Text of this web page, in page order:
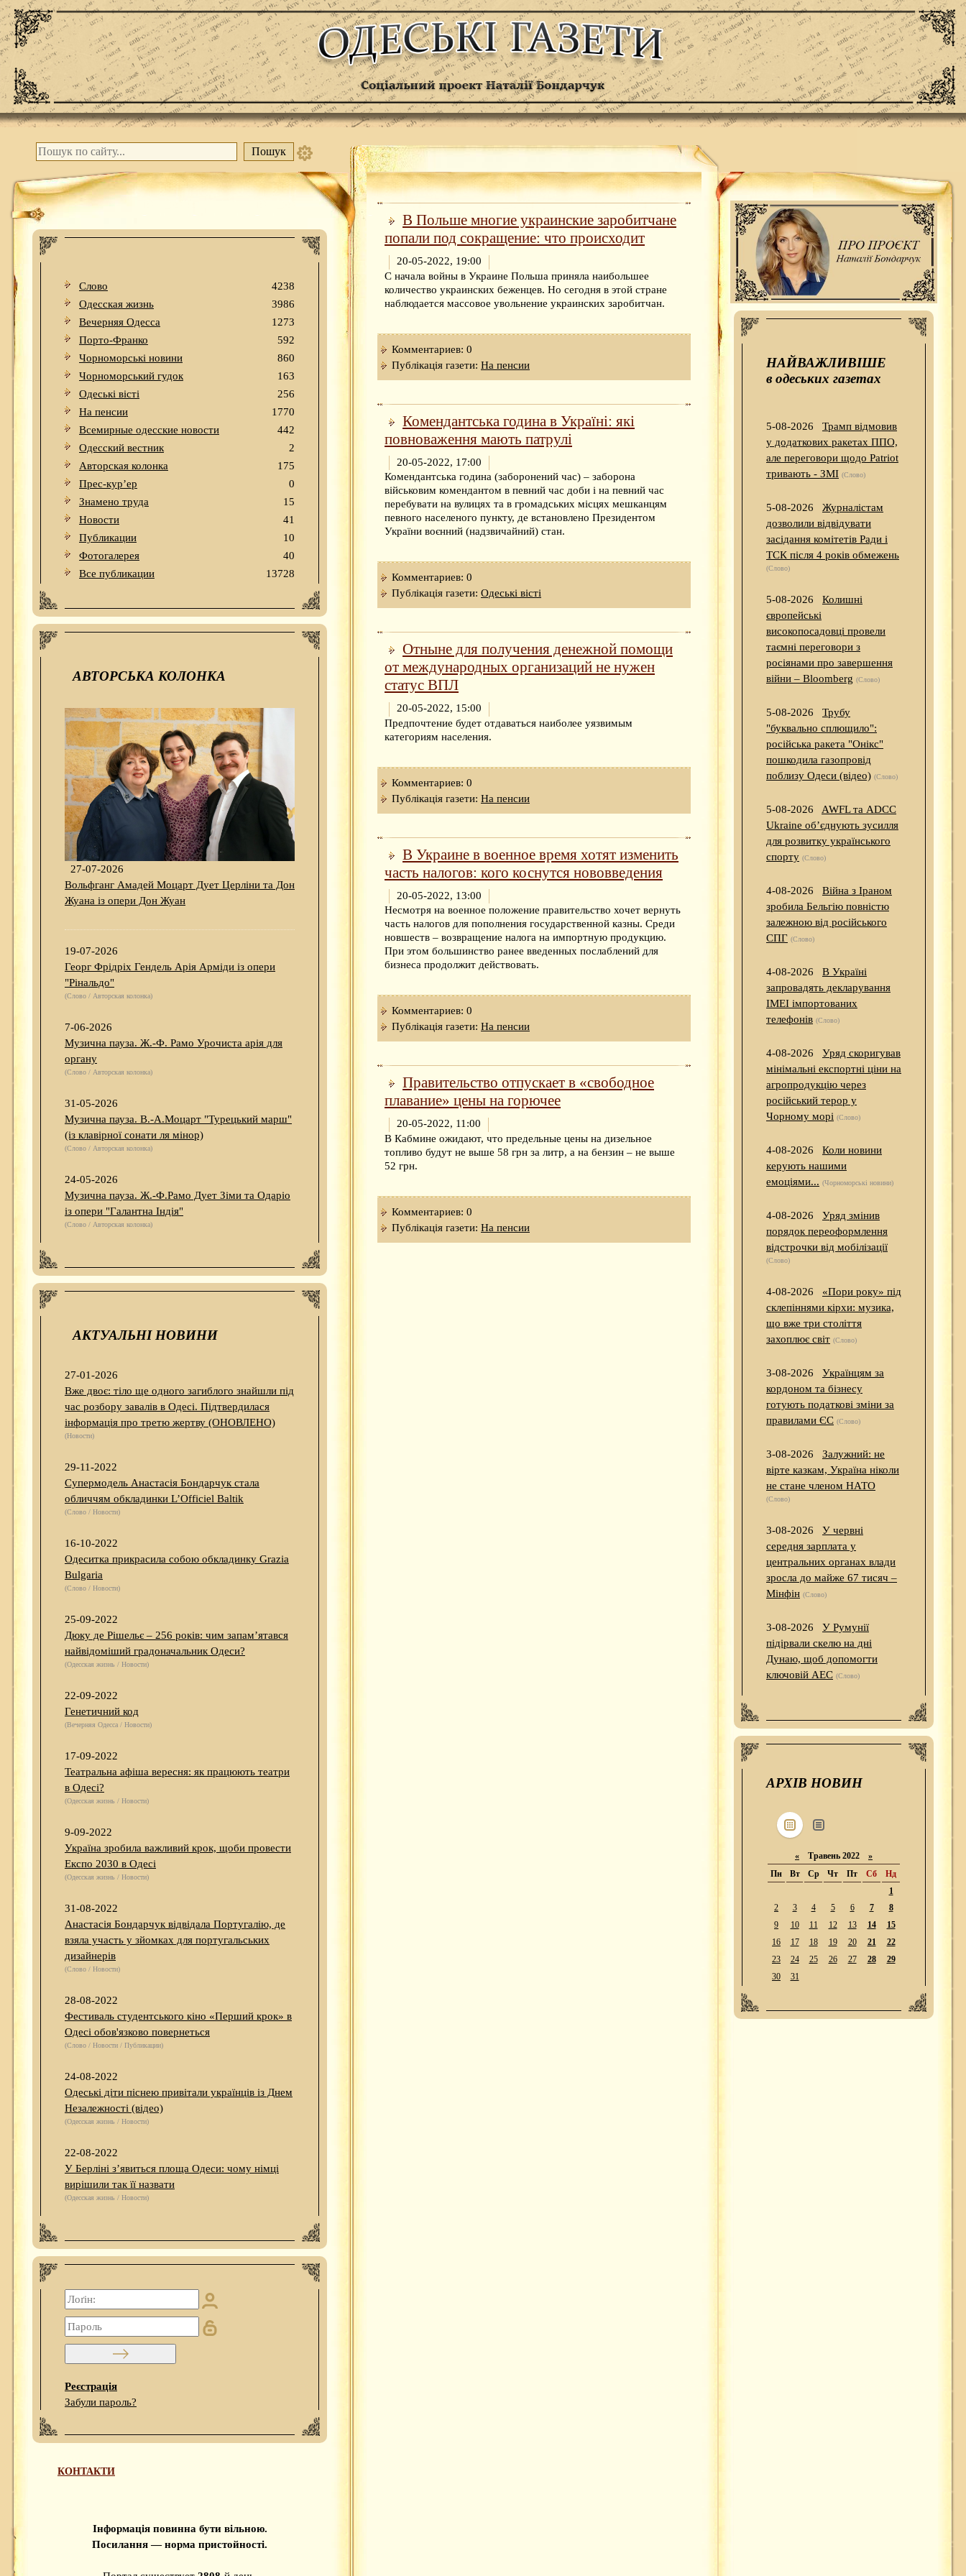
Слово
4238
Одесская жизнь
3986
Вечерняя Одесса
1273
Порто-Франко
592
Чорноморські новини
860
Чорноморський гудок
163
Одеськi вiстi
256
На пенсии
1770
Всемирные одесские новости
442
Одесский вестник
2
Авторская колонка
175
Прес-кур’ер
0
Знамено труда
15
Новости
41
Публикации
10
Фотогалерея
40
Все публикации
13728
АВТОРСЬКА КОЛОНКА
27-07-2026
Вольфганг Амадей Моцарт Дует Церліни та Дон
Жуана із опери Дон Жуан
19-07-2026
Георг Фрідріх Гендель Арія Арміди із опери
"Рінальдо"
(Слово / Авторская колонка)
7-06-2026
Музична пауза. Ж.-Ф. Рамо Урочиста арія для
органу
(Слово / Авторская колонка)
31-05-2026
Музична пауза. В.-А.Моцарт "Турецький марш"
(із клавірної сонати ля мінор)
(Слово / Авторская колонка)
24-05-2026
Музична пауза. Ж.-Ф.Рамо Дует Зіми та Одаріо
із опери "Галантна Індія"
(Слово / Авторская колонка)
АКТУАЛЬНІ НОВИНИ
27-01-2026
Вже двоє: тіло ще одного загиблого знайшли під
час розбору завалів в Одесі. Підтвердилася
інформація про третю жертву (ОНОВЛЕНО)
(Новости)
29-11-2022
Супермодель Анастасія Бондарчук стала
обличчям обкладинки L’Officiel Baltik
(Слово / Новости)
16-10-2022
Одеситка прикрасила собою обкладинку Grazia
Bulgaria
(Слово / Новости)
25-09-2022
Дюку де Рішельє – 256 років: чим запам’ятався
найвідоміший градоначальник Одеси?
(Одесская жизнь / Новости)
22-09-2022
Генетичний код
(Вечерняя Одесса / Новости)
17-09-2022
Театральна афіша вересня: як працюють театри
в Одесі?
(Одесская жизнь / Новости)
9-09-2022
Україна зробила важливий крок, щоби провести
Експо 2030 в Одесі
(Одесская жизнь / Новости)
31-08-2022
Анастасія Бондарчук відвідала Португалію, де
взяла участь у зйомках для португальських
дизайнерів
(Слово / Новости)
28-08-2022
Фестиваль студентського кіно «Перший крок» в
Одесі обов'язково повернеться
(Слово / Новости / Публикации)
24-08-2022
Одеські діти піснею привітали українців із Днем
Незалежності (відео)
(Одесская жизнь / Новости)
22-08-2022
У Берліні з’явиться площа Одеси: чому німці
вирішили так її назвати
(Одесская жизнь / Новости)
Реєстрація
Забули пароль?
КОНТАКТИ
Інформація повинна бути вільною.
Посилання — норма пристойності.
В Польше многие украинские заробитчане
попали под сокращение: что происходит
20-05-2022, 19:00
С начала войны в Украине Польша приняла наибольшее
количество украинских беженцев. Но сегодня в этой стране
наблюдается массовое увольнение украинских заробитчан.
Комментариев: 0
Публікація газети: На пенсии
Комендантська година в Україні: які
повноваження мають патрулі
20-05-2022, 17:00
Комендантська година (заборонений час) – заборона
військовим комендантом в певний час доби і на певний час
перебувати на вулицях та в громадських місцях мешканцям
певного населеного пункту, де встановлено Президентом
України воєнний (надзвичайний) стан.
Комментариев: 0
Публікація газети: Одеськi вiстi
Отныне для получения денежной помощи
от международных организаций не нужен
статус ВПЛ
20-05-2022, 15:00
Предпочтение будет отдаваться наиболее уязвимым
категориям населения.
Комментариев: 0
Публікація газети: На пенсии
В Украине в военное время хотят изменить
часть налогов: кого коснутся нововведения
20-05-2022, 13:00
Несмотря на военное положение правительство хочет вернуть
часть налогов для пополнения государственной казны. Среди
новшеств – возвращение налога на импортную продукцию.
При этом большинство ранее введенных послаблений для
бизнеса продолжит действовать.
Комментариев: 0
Публікація газети: На пенсии
Правительство отпускает в «свободное
плавание» цены на горючее
20-05-2022, 11:00
В Кабмине ожидают, что предельные цены на дизельное
топливо будут не выше 58 грн за литр, а на бензин – не выше
52 грн.
Комментариев: 0
Публікація газети: На пенсии
НАЙВАЖЛИВІШЕ
в одеських газетах
5-08-2026
Трамп відмовив
у додаткових ракетах ППО,
але переговори щодо Patriot
тривають - ЗМІ (Слово)
5-08-2026
Журналістам
дозволили відвідувати
засідання комітетів Ради і
ТСК після 4 років обмежень
(Слово)
5-08-2026
Колишні
європейські
високопосадовці провели
таємні переговори з
росіянами про завершення
війни – Bloomberg (Слово)
5-08-2026
Трубу
"буквально сплющило":
російська ракета "Онікс"
пошкодила газопровід
поблизу Одеси (відео) (Слово)
5-08-2026
AWFL та ADCC
Ukraine об’єднують зусилля
для розвитку українського
спорту (Слово)
4-08-2026
Війна з Іраном
зробила Бельгію повністю
залежною від російського
СПГ (Слово)
4-08-2026
В Україні
запровадять декларування
IMEI імпортованих
телефонів (Слово)
4-08-2026
Уряд скоригував
мінімальні експортні ціни на
агропродукцію через
російський терор у
Чорному морі (Слово)
4-08-2026
Коли новини
керують нашими
емоціями... (Чорноморські новини)
4-08-2026
Уряд змінив
порядок переоформлення
відстрочки від мобілізації
(Слово)
4-08-2026
«Пори року» під
склепіннями кірхи: музика,
що вже три століття
захоплює світ (Слово)
3-08-2026
Українцям за
кордоном та бізнесу
готують податкові зміни за
правилами ЄС (Слово)
3-08-2026
Залужний: не
вірте казкам, Україна ніколи
не стане членом НАТО
(Слово)
3-08-2026
У червні
середня зарплата у
центральних органах влади
зросла до майже 67 тисяч –
Мінфін (Слово)
3-08-2026
У Румунії
підірвали скелю на дні
Дунаю, щоб допомогти
ключовій АЕС (Слово)
АРХІВ НОВИН
« Травень 2022 »
Пн
Вт Ср Чт Пт Сб
Нд
1
2
3 4 5 6 7
8
9
10 11 12 13 14
15
16
17 18 19 20 21
22
23
24 25 26 27 28
29
30
31